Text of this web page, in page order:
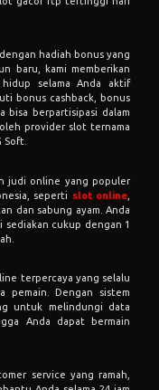
hadiah bonus yang
baru, kami memberikan
selama Anda aktif
bonus cashback, bonus
bisa berpartisipasi dalam
provider slot ternama
Soft.
judi online yang populer
seperti slot online
dan sabung ayam. Anda
sediakan cukup dengan 1
terpercaya yang selalu
pemain. Dengan sistem
untuk melindungi data
Anda dapat bermain
service yang ramah,